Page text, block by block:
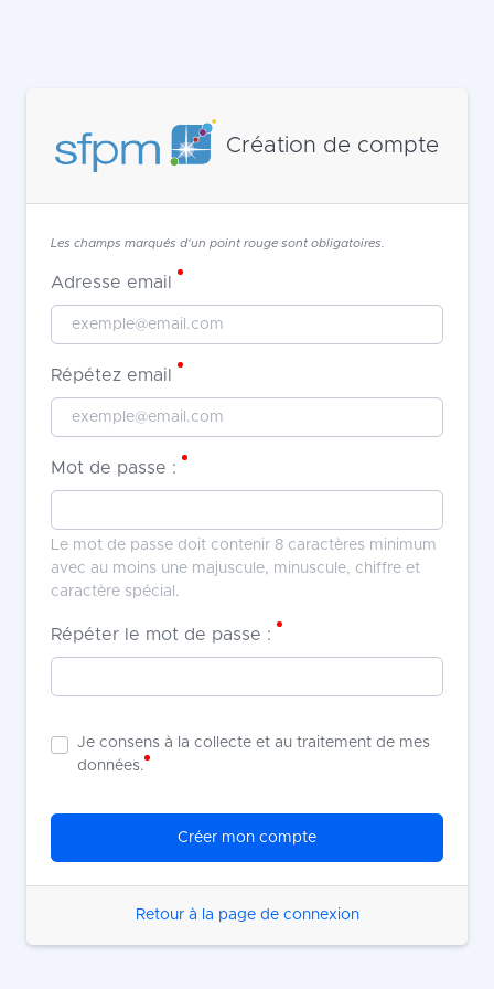
Création de compte
Les champs marqués d'un point rouge sont obligatoires.
Adresse email
Répétez email
Mot de passe :
Le mot de passe doit contenir 8 caractères minimum
avec au moins une majuscule, minuscule, chiffre et
caractère spécial.
Répéter le mot de passe :
Je consens à la collecte et au traitement de mes
données.
Créer mon compte
Retour à la page de connexion